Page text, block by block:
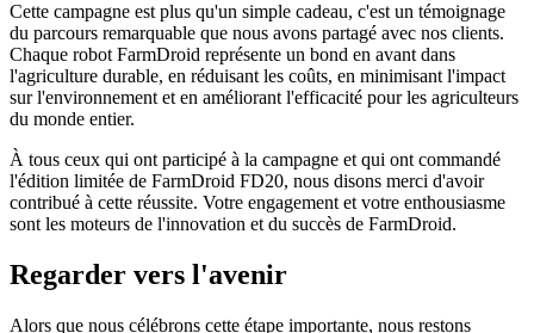
Cette campagne est plus qu'un simple cadeau, c'est un témoignage
du parcours remarquable que nous avons partagé avec nos clients.
Chaque robot FarmDroid représente un bond en avant dans
l'agriculture durable, en réduisant les coûts, en minimisant l'impact
sur l'environnement et en améliorant l'efficacité pour les agriculteurs
du monde entier.
À tous ceux qui ont participé à la campagne et qui ont commandé
l'édition limitée de FarmDroid FD20, nous disons merci d'avoir
contribué à cette réussite. Votre engagement et votre enthousiasme
sont les moteurs de l'innovation et du succès de FarmDroid.
Regarder vers l'avenir
Alors que nous célébrons cette étape importante, nous restons